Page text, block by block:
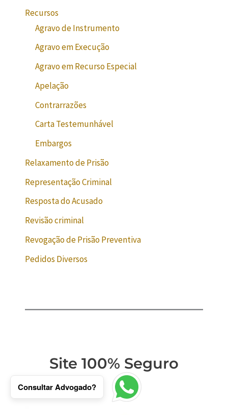
Recursos
Agravo de Instrumento
Agravo em Execução
Agravo em Recurso Especial
Apelação
Contrarrazões
Carta Testemunhável
Embargos
Relaxamento de Prisão
Representação Criminal
Resposta do Acusado
Revisão criminal
Revogação de Prisão Preventiva
Pedidos Diversos
Site 100% Seguro
Consultar Advogado?